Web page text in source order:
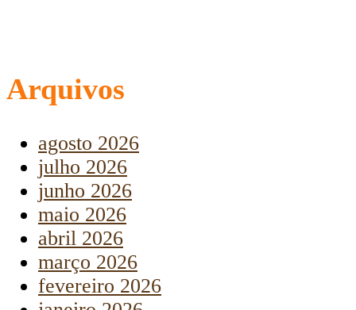
Arquivos
agosto 2026
julho 2026
junho 2026
maio 2026
abril 2026
março 2026
fevereiro 2026